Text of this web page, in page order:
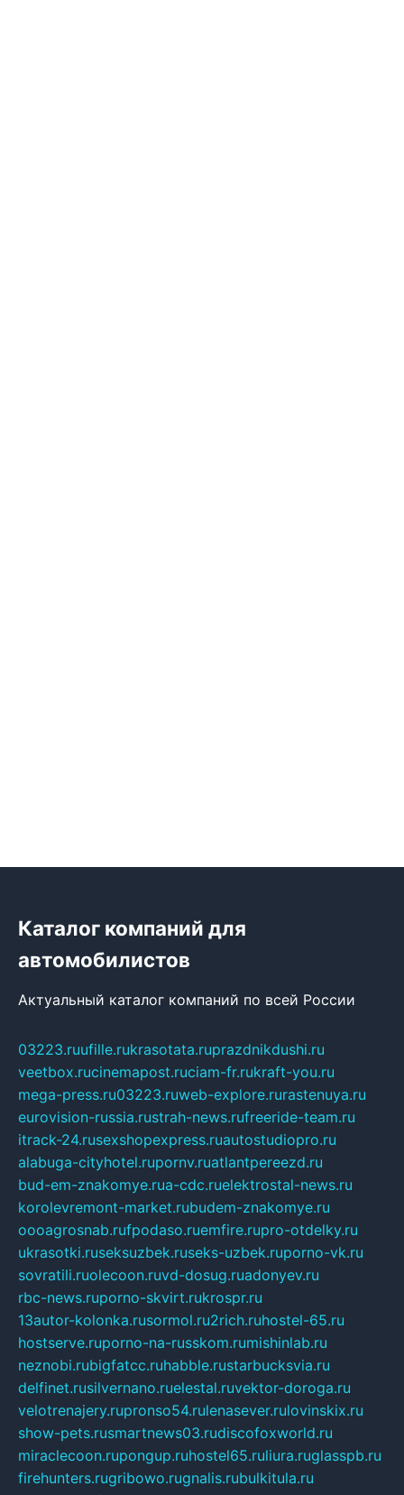
Каталог компаний для
автомобилистов
Актуальный каталог компаний по всей России
03223.ruufille.rukrasotata.ruprazdnikdushi.ru
veetbox.rucinemapost.ruciam-fr.rukraft-you.ru
mega-press.ru03223.ruweb-explore.rurastenuya.ru
eurovision-russia.rustrah-news.rufreeride-team.ru
itrack-24.rusexshopexpress.ruautostudiopro.ru
alabuga-cityhotel.rupornv.ruatlantpereezd.ru
bud-em-znakomye.rua-cdc.ruelektrostal-news.ru
korolevremont-market.rubudem-znakomye.ru
oooagrosnab.rufpodaso.ruemfire.rupro-otdelky.ru
ukrasotki.ruseksuzbek.ruseks-uzbek.ruporno-vk.ru
sovratili.ruolecoon.ruvd-dosug.ruadonyev.ru
rbc-news.ruporno-skvirt.rukrospr.ru
13autor-kolonka.rusormol.ru2rich.ruhostel-65.ru
hostserve.ruporno-na-russkom.rumishinlab.ru
neznobi.rubigfatcc.ruhabble.rustarbucksvia.ru
delfinet.rusilvernano.ruelestal.ruvektor-doroga.ru
velotrenajery.rupronso54.rulenasever.rulovinskix.ru
show-pets.rusmartnews03.rudiscofoxworld.ru
miraclecoon.rupongup.ruhostel65.ruliura.ruglasspb.ru
firehunters.rugribowo.rugnalis.rubulkitula.ru